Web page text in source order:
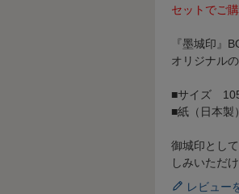
セットでご
『墨城印』
オリジナル
■サイズ
■紙（日本製）
御城印とし
しみいただけ
レビュー